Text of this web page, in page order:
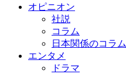
オピニオン
社説
コラム
日本関係のコラム
エンタメ
ドラマ